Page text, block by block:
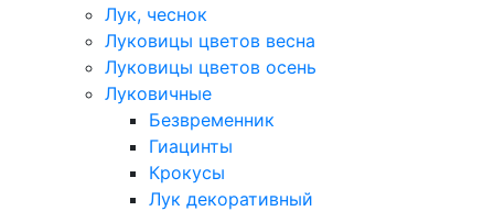
Лук, чеснок
Луковицы цветов весна
Луковицы цветов осень
Луковичные
Безвременник
Гиацинты
Крокусы
Лук декоративный